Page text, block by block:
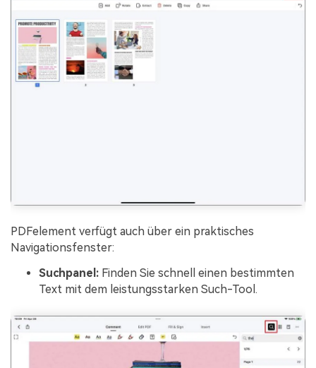
PDFelement verfügt auch über ein praktisches
Navigationsfenster:
Suchpanel: Finden Sie schnell einen bestimmten
Text mit dem leistungsstarken Such-Tool.